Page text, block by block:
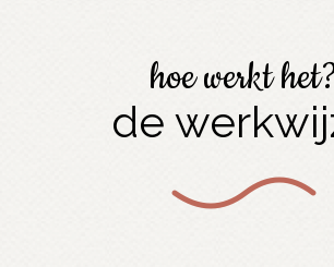
hoe werkt
de